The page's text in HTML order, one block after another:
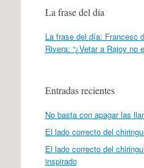
La frase del día
La frase del día: Francesc
Rivera: “¿Vetar a Rajoy no
Entradas recientes
No basta con apagar las
El lado correcto del
El lado correcto del
inspirado